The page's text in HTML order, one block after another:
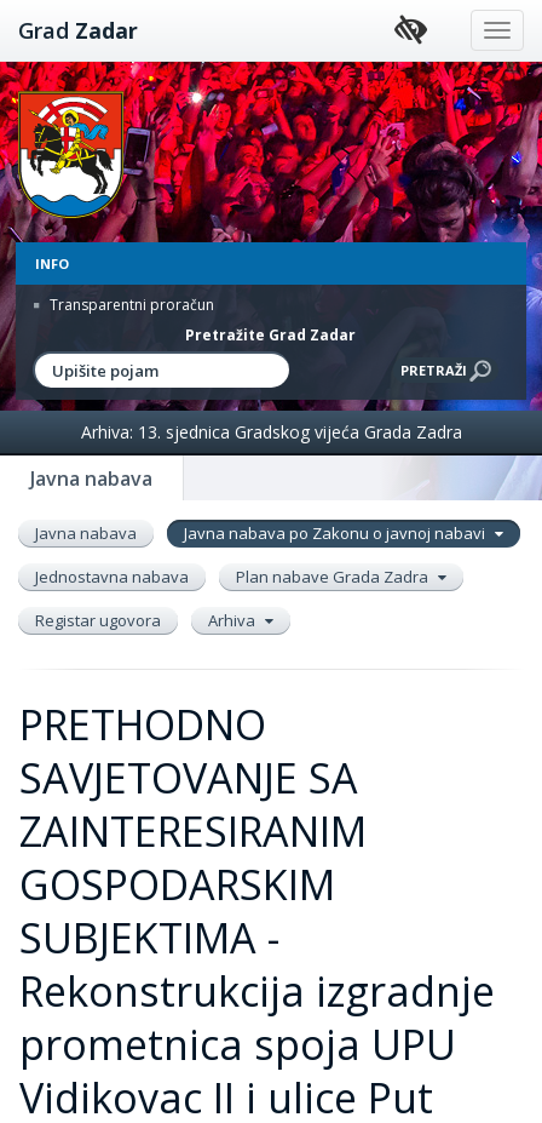
Preskoči
na
sadržaj
Grad Zadar
INFO
Transparentni proračun
Pretražite Grad Zadar
Javna nabava
Arhiva: 13. sjednica Gradskog vijeća Grada Zadra
Javna nabava
Javna nabava po Zakonu o javnoj nabavi
Jednostavna nabava
Plan nabave Grada Zadra
Registar ugovora
Arhiva
PRETHODNO
SAVJETOVANJE SA
ZAINTERESIRANIM
GOSPODARSKIM
SUBJEKTIMA -
Rekonstrukcija izgradnje
prometnica spoja UPU
Vidikovac II i ulice Put